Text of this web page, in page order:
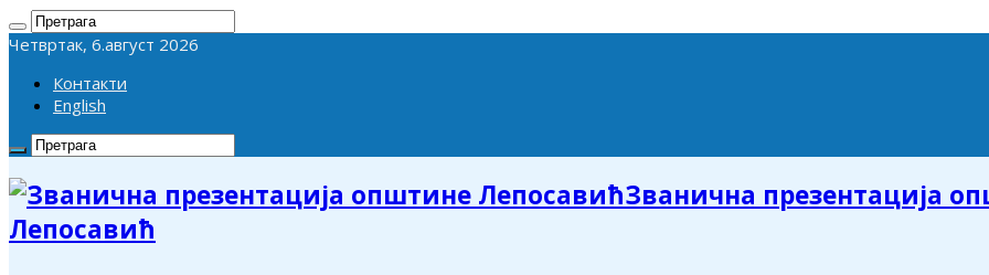
Четвртак, 6.август 2026
Контакти
English
Званична презентација
Лепосавић